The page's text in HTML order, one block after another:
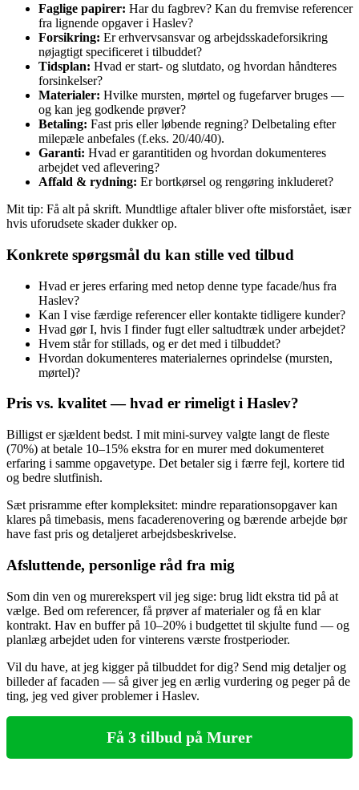
Faglige papirer: Har du fagbrev? Kan du fremvise referencer
fra lignende opgaver i Haslev?
Forsikring: Er erhvervsansvar og arbejdsskadeforsikring
nøjagtigt specificeret i tilbuddet?
Tidsplan: Hvad er start- og slutdato, og hvordan håndteres
forsinkelser?
Materialer: Hvilke mursten, mørtel og fugefarver bruges —
og kan jeg godkende prøver?
Betaling: Fast pris eller løbende regning? Delbetaling efter
milepæle anbefales (f.eks. 20/40/40).
Garanti: Hvad er garantitiden og hvordan dokumenteres
arbejdet ved aflevering?
Affald & rydning: Er bortkørsel og rengøring inkluderet?
Mit tip: Få alt på skrift. Mundtlige aftaler bliver ofte misforstået, især
hvis uforudsete skader dukker op.
Konkrete spørgsmål du kan stille ved tilbud
Hvad er jeres erfaring med netop denne type facade/hus fra
Haslev?
Kan I vise færdige referencer eller kontakte tidligere kunder?
Hvad gør I, hvis I finder fugt eller saltudtræk under arbejdet?
Hvem står for stillads, og er det med i tilbuddet?
Hvordan dokumenteres materialernes oprindelse (mursten,
mørtel)?
Pris vs. kvalitet — hvad er rimeligt i Haslev?
Billigst er sjældent bedst. I mit mini‑survey valgte langt de fleste
(70%) at betale 10–15% ekstra for en murer med dokumenteret
erfaring i samme opgavetype. Det betaler sig i færre fejl, kortere tid
og bedre slutfinish.
Sæt prisramme efter kompleksitet: mindre reparationsopgaver kan
klares på timebasis, mens facaderenovering og bærende arbejde bør
have fast pris og detaljeret arbejdsbeskrivelse.
Afsluttende, personlige råd fra mig
Som din ven og murerekspert vil jeg sige: brug lidt ekstra tid på at
vælge. Bed om referencer, få prøver af materialer og få en klar
kontrakt. Hav en buffer på 10–20% i budgettet til skjulte fund — og
planlæg arbejdet uden for vinterens værste frostperioder.
Vil du have, at jeg kigger på tilbuddet for dig? Send mig detaljer og
billeder af facaden — så giver jeg en ærlig vurdering og peger på de
ting, jeg ved giver problemer i Haslev.
Få 3 tilbud på Murer